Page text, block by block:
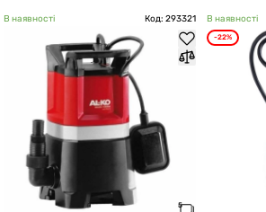
В наявності Код: 293321 В наявності
-22%